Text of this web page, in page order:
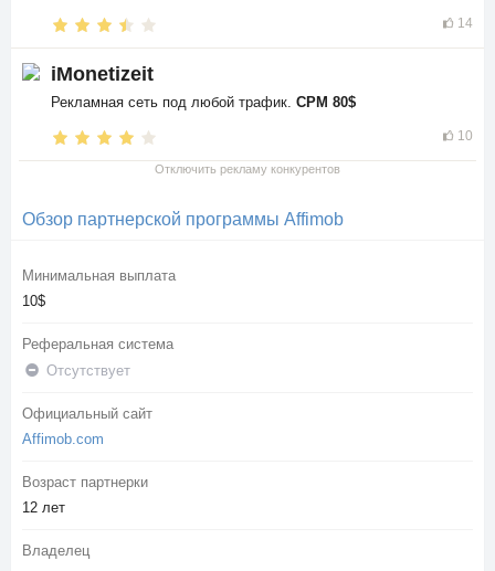
14
iMonetizeit
Рекламная сеть под любой трафик. CPM 80$
10
Отключить рекламу конкурентов
Обзор партнерской программы Affimob
Минимальная выплата
10$
Реферальная система
Отсутствует
Официальный сайт
Affimob.com
Возраст партнерки
12 лет
Владелец